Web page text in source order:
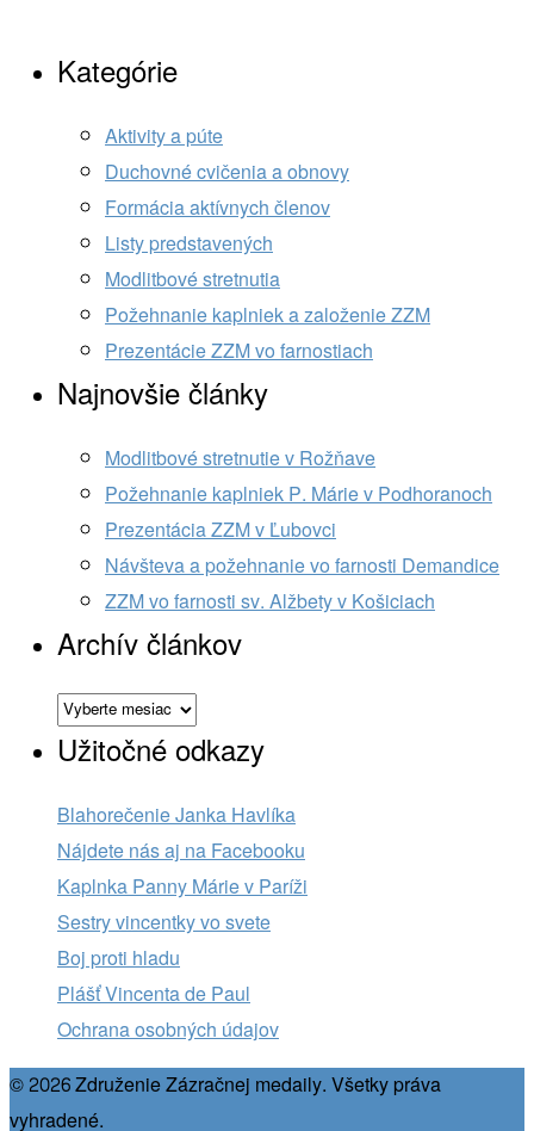
Kategórie
Aktivity a púte
Duchovné cvičenia a obnovy
Formácia aktívnych členov
Listy predstavených
Modlitbové stretnutia
Požehnanie kaplniek a založenie ZZM
Prezentácie ZZM vo farnostiach
Najnovšie články
Modlitbové stretnutie v Rožňave
Požehnanie kaplniek P. Márie v Podhoranoch
Prezentácia ZZM v Ľubovci
Návšteva a požehnanie vo farnosti Demandice
ZZM vo farnosti sv. Alžbety v Košiciach
Archív článkov
Archív
článkov
Užitočné odkazy
Blahorečenie Janka Havlíka
Nájdete nás aj na Facebooku
Kaplnka Panny Márie v Paríži
Sestry vincentky vo svete
Boj proti hladu
Plášť Vincenta de Paul
Ochrana osobných údajov
© 2026 Združenie Zázračnej medaily. Všetky práva
vyhradené.